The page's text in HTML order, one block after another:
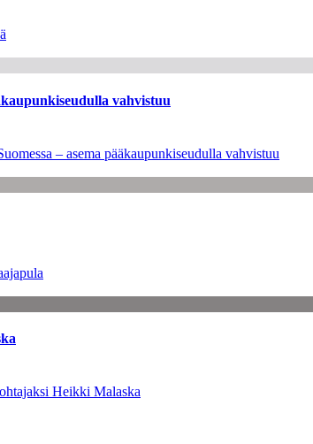
vahvistuu
– asema pääkaupunkiseudulla vahvistuu
Heikki Malaska